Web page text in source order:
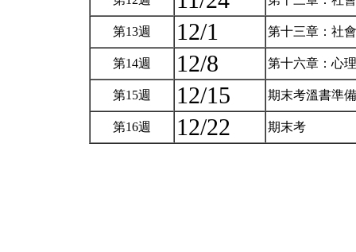
第13週 12/1 第十三章：社
第14週 12/8 第十六章：心
第15週 12/15 期末考溫書準
第16週 12/22 期末考